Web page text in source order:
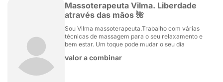
Massoterapeuta Vilma. Liberdade
através das mãos 🌺
Sou Vilma massoterapeuta.Trabalho com várias
técnicas de massagem para o seu relaxamento e
bem estar. Um toque pode mudar o seu dia
valor a combinar